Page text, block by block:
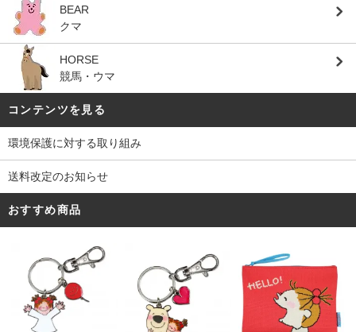
BEAR
クマ
HORSE
競馬・ウマ
コンテンツを見る
環境保護に対する取り組み
送料改定のお知らせ
おすすめ商品